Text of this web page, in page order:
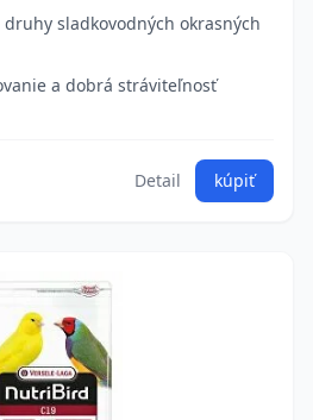
sladkovodných okrasných
a dobrá stráviteľnosť
Detail kúpiť